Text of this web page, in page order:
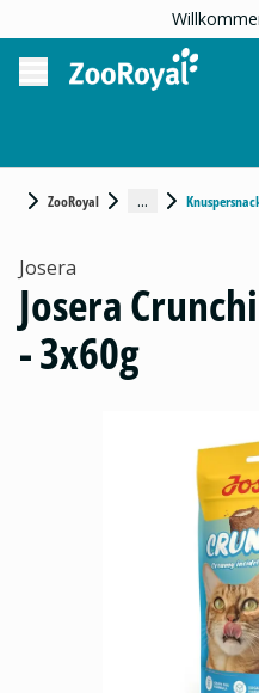
ZooRoyal ...
Josera
Josera
- 3x60g